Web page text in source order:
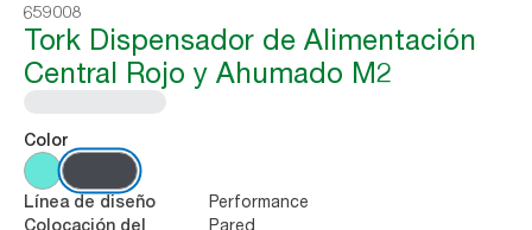
659008
Tork Dispensador de Alimentación
Central Rojo y Ahumado M2
Color
Línea de diseño Performance
Colocación del
Pared